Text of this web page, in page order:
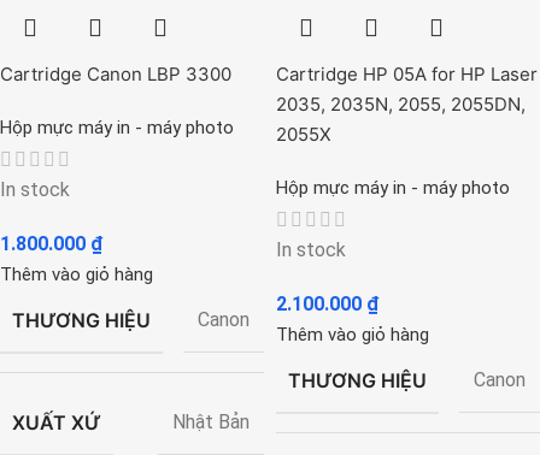
Cartridge Canon LBP 3300
Hộp mực máy in - máy photo
In stock
1.800.000 ₫
Thêm vào giỏ hàng
THƯƠNG HIỆU Canon
XUẤT XỨ Nhật Bản
Cartridge HP 05A for HP Laser
2035, 2035N, 2055, 2055DN,
2055X
Hộp mực máy in - máy photo
In stock
2.100.000 ₫
Thêm vào giỏ hàng
THƯƠNG HIỆU Canon